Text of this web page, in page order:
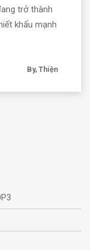
trở thành
khấu mạnh
By, Thiện